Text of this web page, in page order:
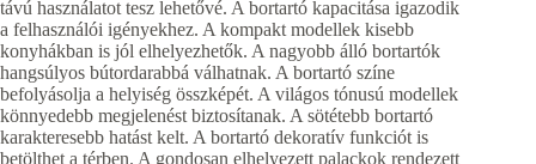
távú használatot tesz lehetővé. A bortartó kapacitása igazodik
a felhasználói igényekhez. A kompakt modellek kisebb
konyhákban is jól elhelyezhetők. A nagyobb álló bortartók
hangsúlyos bútordarabbá válhatnak. A bortartó színe
befolyásolja a helyiség összképét. A világos tónusú modellek
könnyedebb megjelenést biztosítanak. A sötétebb bortartó
karakteresebb hatást kelt. A bortartó dekoratív funkciót is
betölthet a térben. A gondosan elhelyezett palackok rendezett